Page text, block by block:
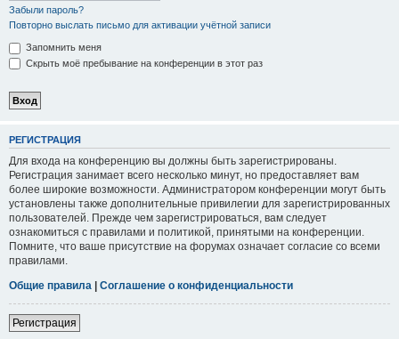
Забыли пароль?
Повторно выслать письмо для активации учётной записи
Запомнить меня
Скрыть моё пребывание на конференции в этот раз
РЕГИСТРАЦИЯ
Для входа на конференцию вы должны быть зарегистрированы.
Регистрация занимает всего несколько минут, но предоставляет вам
более широкие возможности. Администратором конференции могут быть
установлены также дополнительные привилегии для зарегистрированных
пользователей. Прежде чем зарегистрироваться, вам следует
ознакомиться с правилами и политикой, принятыми на конференции.
Помните, что ваше присутствие на форумах означает согласие со всеми
правилами.
Общие правила | Соглашение о конфиденциальности
Регистрация